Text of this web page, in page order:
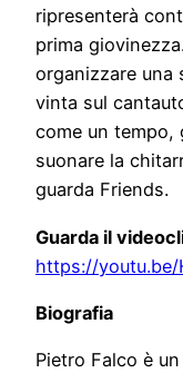
ripresenterà
prima
organizzare una
vinta sul
come un tempo,
suonare la
guarda Friends.
Guarda il
https://youtu.be/
Biografia
Pietro Falco è